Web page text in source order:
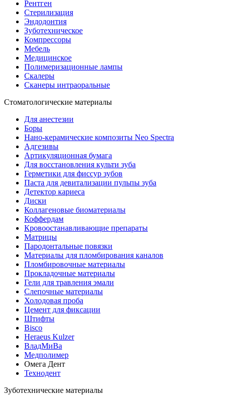
Рентген
Стерилизация
Эндодонтия
Зуботехническое
Компрессоры
Мебель
Медицинское
Полимеризационные лампы
Скалеры
Сканеры интраоральные
Стоматологические материалы
Для анестезии
Боры
Нано-керамические композиты Neo Spectra
Адгезивы
Артикуляционная бумага
Для восстановления культи зуба
Герметики для фиссур зубов
Паста для девитализации пульпы зуба
Детектор кариеса
Диски
Коллагеновые биоматериалы
Коффердам
Кровоостанавливающие препараты
Матрицы
Пародонтальные повязки
Материалы для пломбирования каналов
Пломбировочные материалы
Прокладочные материалы
Гели для травления эмали
Слепочные материалы
Холодовая проба
Цемент для фиксации
Штифты
Bisco
Heraeus Kulzer
ВладМиВа
Медполимер
Омега Дент
Технодент
Зуботехнические материалы